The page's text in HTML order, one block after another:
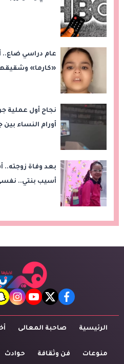
عام دراسي ضاع..
«كارما»
نجاح أول عملية
أورام النساء بين
بعد وفاة
أسيب بنتي..
facebook
twitter
youtube
الرئيسية صاحبة المعالى
منوعات فن وثقافة حوادث